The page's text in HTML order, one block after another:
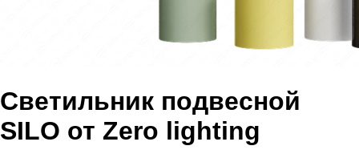
Светильник подвесной
SILO от Zero lighting